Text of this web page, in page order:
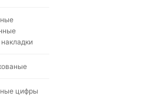
цифры